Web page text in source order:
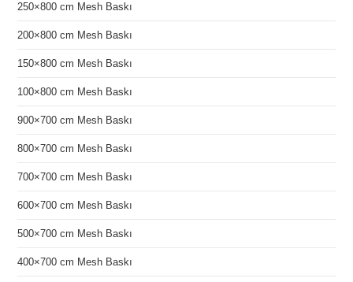
250×800 cm Mesh Baskı
200×800 cm Mesh Baskı
150×800 cm Mesh Baskı
100×800 cm Mesh Baskı
900×700 cm Mesh Baskı
800×700 cm Mesh Baskı
700×700 cm Mesh Baskı
600×700 cm Mesh Baskı
500×700 cm Mesh Baskı
400×700 cm Mesh Baskı